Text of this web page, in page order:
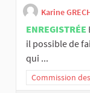
Karine
ENREGISTRÉE
il possible de
qui ...
Commission